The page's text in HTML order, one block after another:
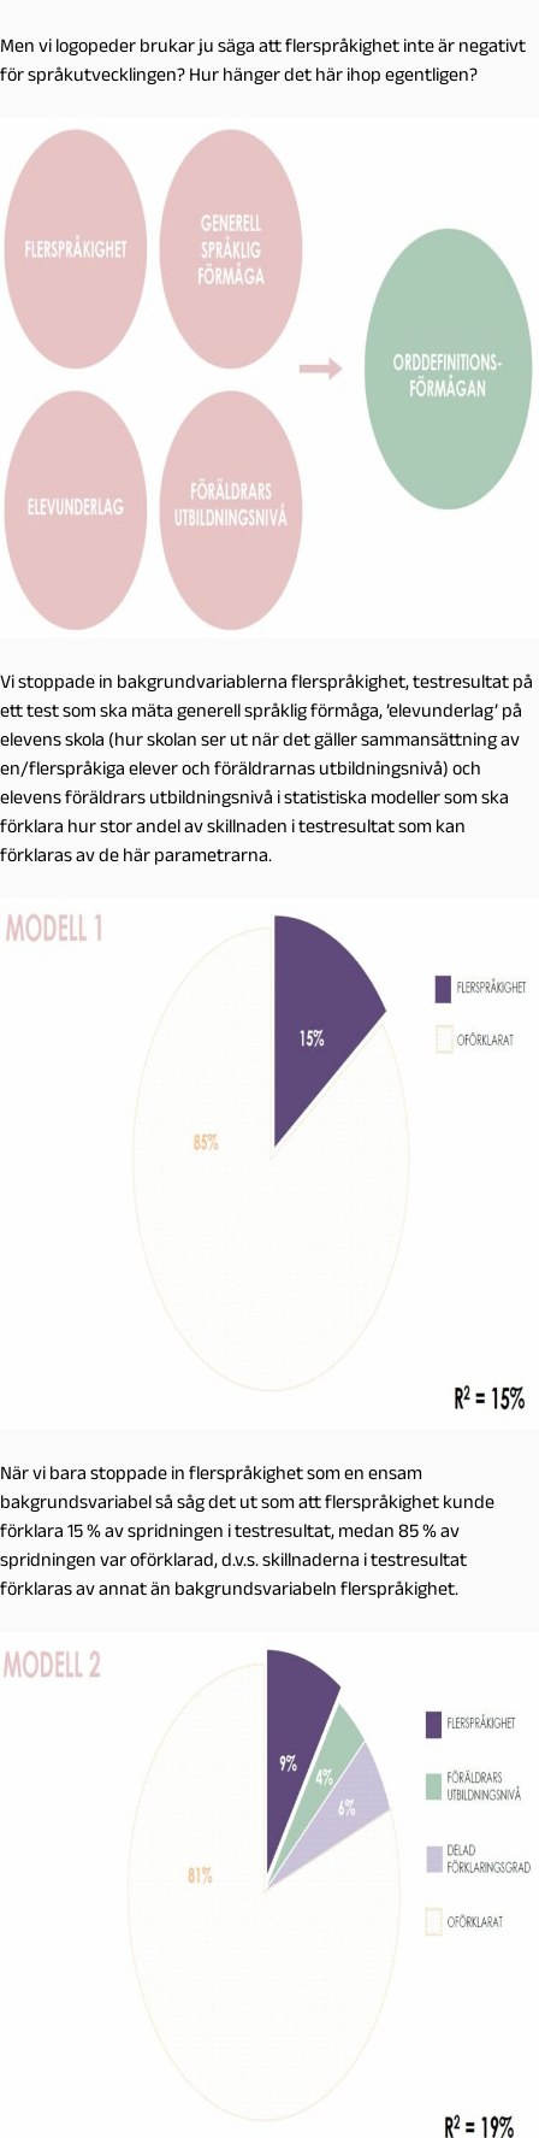
Men vi logopeder brukar ju säga att flerspråkighet inte är negativt
för språkutvecklingen? Hur hänger det här ihop egentligen?
Vi stoppade in bakgrundvariablerna flerspråkighet, testresultat på
ett test som ska mäta generell språklig förmåga, ’elevunderlag’ på
elevens skola (hur skolan ser ut när det gäller sammansättning av
en/flerspråkiga elever och föräldrarnas utbildningsnivå) och
elevens föräldrars utbildningsnivå i statistiska modeller som ska
förklara hur stor andel av skillnaden i testresultat som kan
förklaras av de här parametrarna.
När vi bara stoppade in flerspråkighet som en ensam
bakgrundsvariabel så såg det ut som att flerspråkighet kunde
förklara 15 % av spridningen i testresultat, medan 85 % av
spridningen var oförklarad, d.v.s. skillnaderna i testresultat
förklaras av annat än bakgrundsvariabeln flerspråkighet.